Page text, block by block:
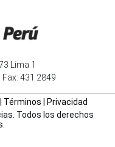
Lima 1
431 2849
Términos
Privacidad
Todos los derechos